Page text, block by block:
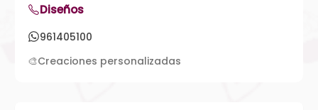
Diseños
961405100
🎨Creaciones personalizadas